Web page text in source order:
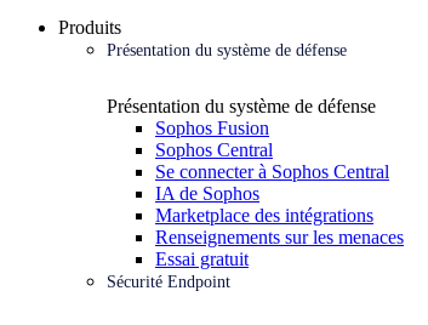
Produits
Présentation du système de défense
Présentation du système de défense
Sophos Fusion
Sophos Central
Se connecter à Sophos Central
IA de Sophos
Marketplace des intégrations
Renseignements sur les menaces
Essai gratuit
Sécurité Endpoint